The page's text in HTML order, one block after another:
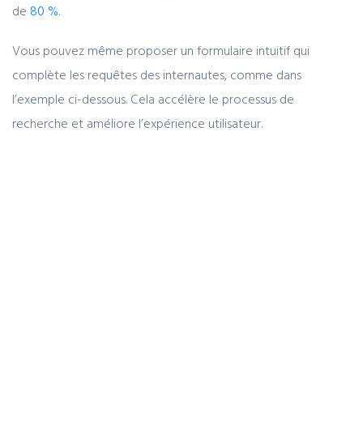
de 80 %.
Vous pouvez même proposer un formulaire intuitif qui
complète les requêtes des internautes, comme dans
l’exemple ci-dessous. Cela accélère le processus de
recherche et améliore l’expérience utilisateur.